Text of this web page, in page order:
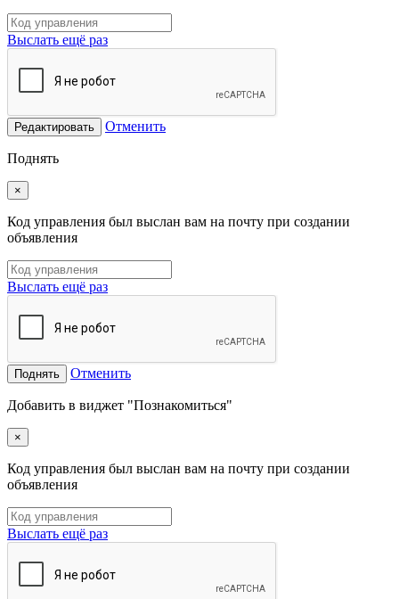
Выслать ещё раз
Редактировать Отменить
Поднять
×
Код управления был выслан вам на почту при создании
объявления
Выслать ещё раз
Поднять Отменить
Добавить в виджет "Познакомиться"
×
Код управления был выслан вам на почту при создании
объявления
Выслать ещё раз